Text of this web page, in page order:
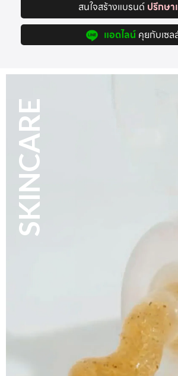
สนใจสร้างแบรนด์ ปรึกษา
แอดไลน์ คุยกับเซล
HAIR